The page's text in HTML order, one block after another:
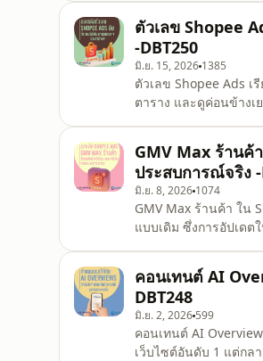
หัวข้อพร้อมกัน ยิ่งรู้สึกว่
ตัวเลข Shopee
-DBT250
มิ.ย. 15, 2026 1385
ตัวเลข Shopee Ads
ตาราง และดูค่อนข้างเ
GMV Max ร้านค้
ประสบการณ์จริง -
มิ.ย. 8, 2026 1074
GMV Max ร้านค้า ใน
แบบเดิม ซึ่งการอัปเดต
Ads ก็ใช้งานง่ายเช่น
คอนเทนต์ AI
DBT248
มิ.ย. 2, 2026 599
คอนเทนต์ AI
เว็บไซต์อันดับ 1 แต่กล